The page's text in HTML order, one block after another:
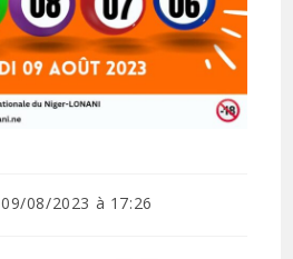
09/08/2023 à 17:26